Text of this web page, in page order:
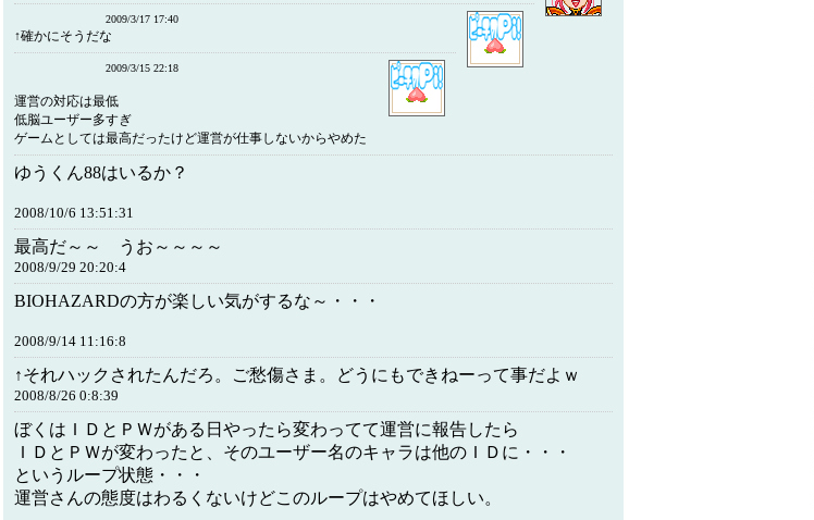
2009/3/17 17:40
↑確かにそうだな
2009/3/15 22:18
運営の対応は最低
低脳ユーザー多すぎ
ゲームとしては最高だったけど運営が仕事しないからやめた
ゆうくん88はいるか？
2008/10/6 13:51:31
最高だ～～ うお～～～～
2008/9/29 20:20:4
BIOHAZARDの方が楽しい気がするな～・・・
2008/9/14 11:16:8
↑それハックされたんだろ。ご愁傷さま。どうにもできねーって事だよｗ
2008/8/26 0:8:39
ぼくはＩＤとＰＷがある日やったら変わってて運営に報告したら
ＩＤとＰＷが変わったと、そのユーザー名のキャラは他のＩＤに・・・
というループ状態・・・
運営さんの態度はわるくないけどこのループはやめてほしい。